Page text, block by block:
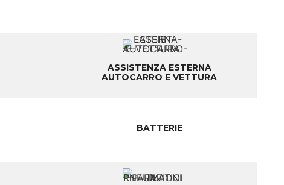
ASSISTENZA ESTERNA
AUTOCARRO E VETTURA
BATTERIE